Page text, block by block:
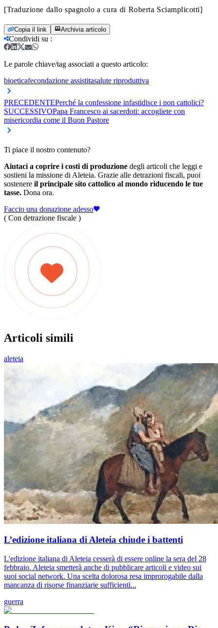
[Traduzione dallo spagnolo a cura di Roberta Sciamplicotti]
Copia il link Archivia articolo
Condividi su :
Le parole chiave/tag associati a questo articolo:
bioeticafecondazione assistitasalute riproduttiva
PRECEDENTEPerché la confessione infastidisce i non cattolici?
SUCCESSIVOPapa Francesco ai sacerdoti: accogliete con
misericordia come il Buon Pastore
Ti piace il nostro contenuto?
Aiutaci a coprire i costi di produzione degli articoli che leggi e
sostieni la missione di Aleteia. Grazie alle detrazioni fiscali, puoi
sostenere il principale sito cattolico al mondo riducendo le tue
tasse. Dona ora.
Faccio una donazione adesso
( Con detrazione fiscale )
Articoli simili
aleteia
L’edizione italiana di Aleteia chiude i battenti
L'edizione italiana di Aleteia cesserà di essere online la sera del 28
febbraio. Aleteia smetterà anche di pubblicare articoli e video sui
suoi social network. Una scelta dolorosa resa improrogabile dalla
mancanza di risorse finanziarie sufficienti...
guerra